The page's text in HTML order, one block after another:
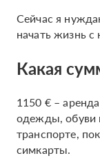
Сейчас я
начать жизнь с
Какая
1150 € –
одежды, обуви
транспорте,
симкарты.